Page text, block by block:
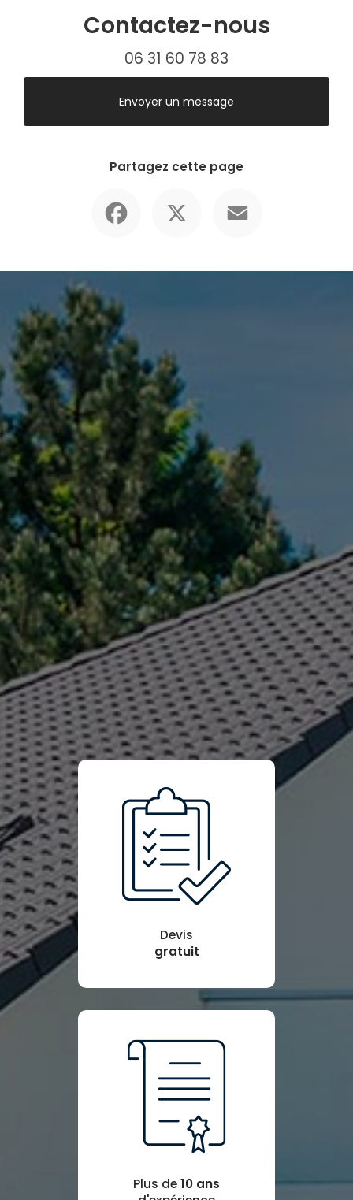
Contactez-nous
06 31 60 78 83
Envoyer un message
Partagez cette page
Devis
gratuit
Plus de10 ans